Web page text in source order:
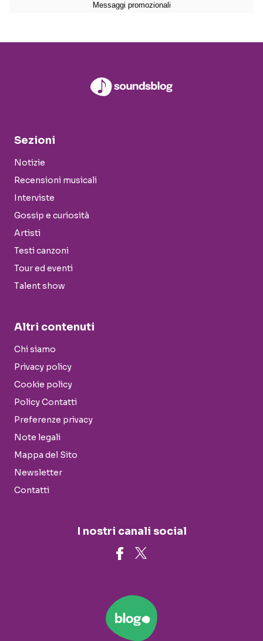
Sezioni
Notizie
Recensioni musicali
Interviste
Gossip e curiosità
Artisti
Testi canzoni
Tour ed eventi
Talent show
Altri contenuti
Chi siamo
Privacy policy
Cookie policy
Policy Contatti
Preferenze privacy
Note legali
Mappa del Sito
Newsletter
Contatti
I nostri canali social